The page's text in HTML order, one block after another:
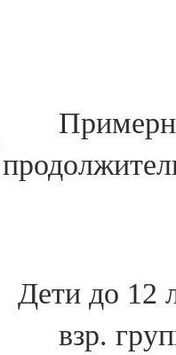
Дети до 12
взр.